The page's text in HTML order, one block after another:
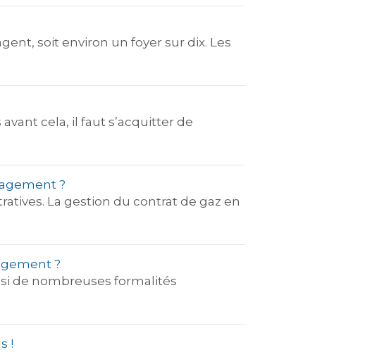
soit environ un foyer sur dix. Les
cela, il faut s’acquitter de
?
La gestion du contrat de gaz en
?
de nombreuses formalités
!